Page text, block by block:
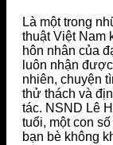
Là một trong
thuật Việt Nam
hôn nhân của
luôn nhận
nhiên, chuyện
thử thách và
tác. NSND Lê
tuổi, một con
bạn bè không